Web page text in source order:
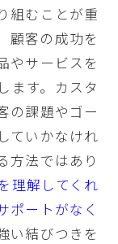
組むことが重
顧客の成功を
やサービスを
ます。カスタ
の課題やゴー
ていかなけれ
方法ではあり
理解してくれ
ポートがなく
い結びつきを